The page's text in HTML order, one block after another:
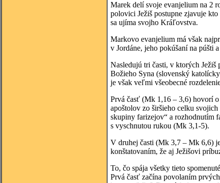
Marek delí svoje evanjelium na 2
polovici Ježiš postupne zjavuje
sa ujíma svojho Kráľovstva.
Markovo evanjelium má však
v Jordáne, jeho pokúšaní na púšti
Nasledujú tri časti, v ktorých Ježiš
Božieho Syna (slovenský
je však veľmi všeobecné
Prvá časť (Mk 1,16 – 3,6) hovorí
apoštolov zo širšieho celku
skupiny farizejov“ a rozhodnutím
s vyschnutou rukou (Mk 3,1-5).
V druhej časti (Mk 3,7 – Mk 6,6)
konštatovaním, že aj Ježišovi
To, čo spája všetky tieto
Prvá časť začína povolaním